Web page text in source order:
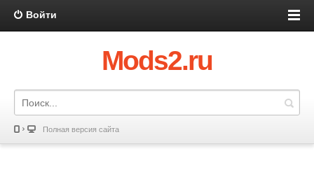
Войти
Mods2.ru
Полная версия сайта